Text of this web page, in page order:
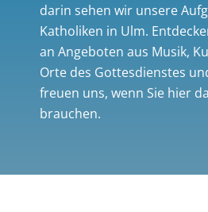
darin sehen wir unsere
Katholiken in Ulm.
an Angeboten aus Musik,
Orte des Gottesdienstes
freuen uns, wenn Sie hier
brauchen.